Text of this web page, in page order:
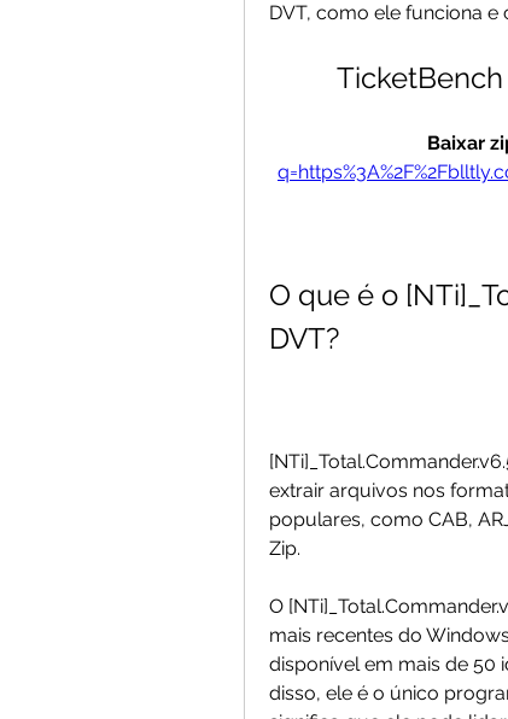
DVT, como ele funciona
TicketBench
Baixar
O que é o
DVT?
extrair arquivos nos
populares, como CAB,
Zip.
O
mais recentes do
disponível em mais de 50
disso, ele é o único